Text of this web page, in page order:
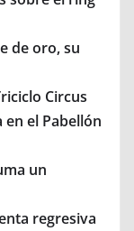
de oro, su
Circus
en el Pabellón
un
regresiva